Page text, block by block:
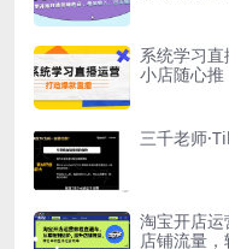
系统学习直
小店随心
三千老师
淘宝开店
店铺流量